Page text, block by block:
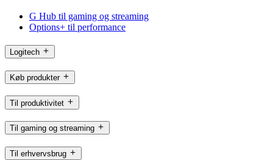
G Hub til gaming og streaming
Options+ til performance
Logitech
Køb produkter
Til produktivitet
Til gaming og streaming
Til erhvervsbrug